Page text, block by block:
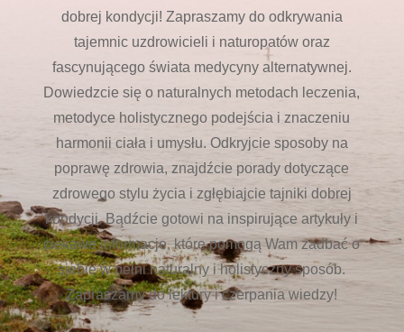
dobrej kondycji! Zapraszamy do odkrywania
tajemnic uzdrowicieli i naturopatów oraz
fascynującego świata medycyny alternatywnej.
Dowiedzcie się o naturalnych metodach leczenia,
metodyce holistycznego podejścia i znaczeniu
harmonii ciała i umysłu. Odkryjcie sposoby na
poprawę zdrowia, znajdźcie porady dotyczące
zdrowego stylu życia i zgłębiajcie tajniki dobrej
kondycji. Bądźcie gotowi na inspirujące artykuły i
ciekawe informacje, które pomogą Wam zadbać o
siebie w pełni naturalny i holistyczny sposób.
Zapraszamy do lektury i czerpania wiedzy!